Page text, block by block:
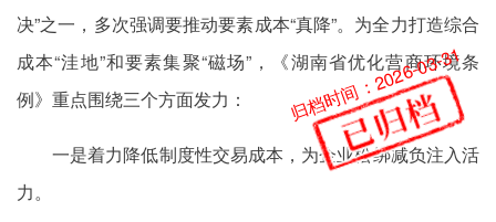
决”之一，多次强调要推动要素成本“真降”。为全力打造综合
成本“洼地”和要素集聚“磁场”，《湖南省优化营商环境条
例》重点围绕三个方面发力：
一是着力降低制度性交易成本，为企业松绑减负注入活
力。
归档时间：2026-03-31